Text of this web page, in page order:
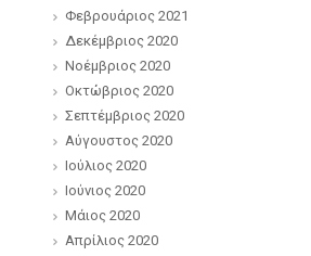
Φεβρουάριος 2021
Δεκέμβριος 2020
Νοέμβριος 2020
Οκτώβριος 2020
Σεπτέμβριος 2020
Αύγουστος 2020
Ιούλιος 2020
Ιούνιος 2020
Μάιος 2020
Απρίλιος 2020